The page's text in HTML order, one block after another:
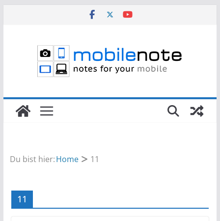
Du bist hier:Home 11
11